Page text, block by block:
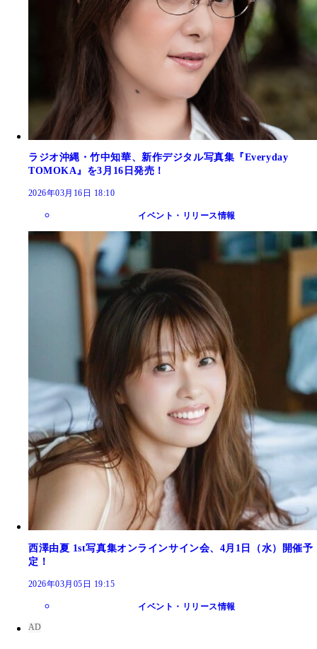
ラジオ沖縄・竹中知華、新作デジタル写真集『Everyday
TOMOKA』を3月16日発売！
2026年03月16日 18:10
イベント・リリース情報
西澤由夏 1st写真集オンラインサイン会、4月1日（水）開催予
定！
2026年03月05日 19:15
イベント・リリース情報